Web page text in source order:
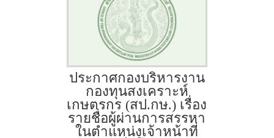
ประกาศกองบริหารงาน
กองทุนสงเคราะห์
เกษตรกร (สป.กษ.) เรื่อง
รายชื่อผู้ผ่านการสรรหา
ในตำแหน่งเจ้าหน้าที่